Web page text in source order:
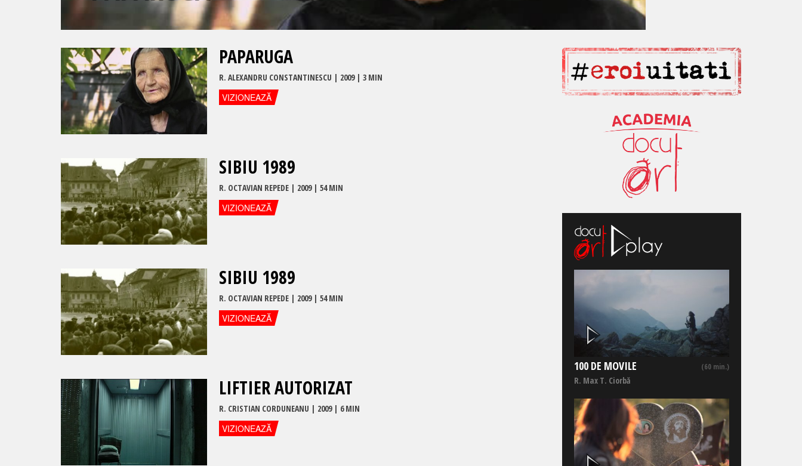
PAPARUGA
R. ALEXANDRU CONSTANTINESCU | 2009| 3 MIN
VIZIONEAZĂ
SIBIU 1989
R. OCTAVIAN REPEDE | 2009| 54 MIN
VIZIONEAZĂ
SIBIU 1989
R. OCTAVIAN REPEDE | 2009| 54 MIN
VIZIONEAZĂ
LIFTIER AUTORIZAT
R. CRISTIAN CORDUNEANU | 2009| 6 MIN
VIZIONEAZĂ
100 DE MOVILE (60 min.)
R. Max T. Ciorbă